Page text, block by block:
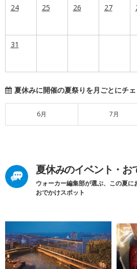
24 25 26 27
31
夏休みに開催の夏祭りを月ごとにチェ
6月 7月
夏休みのイベント・お
ウォーカー編集部が選ぶ、この夏に
おでかけスポット